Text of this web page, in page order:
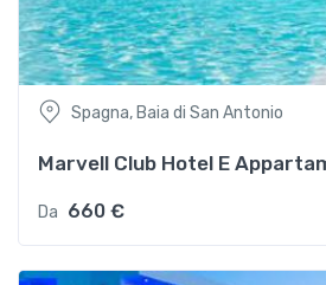
Spagna, Baia di San Antonio
Marvell Club Hotel E
Da 660 €